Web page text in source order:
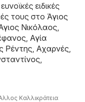
ειδικές
τους στο Άγιος
Νικόλαος
Αγία
Ρέντης Αχαρνές
Καλλικράτεια